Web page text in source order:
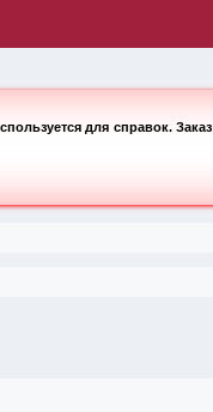
для справок. Заказ